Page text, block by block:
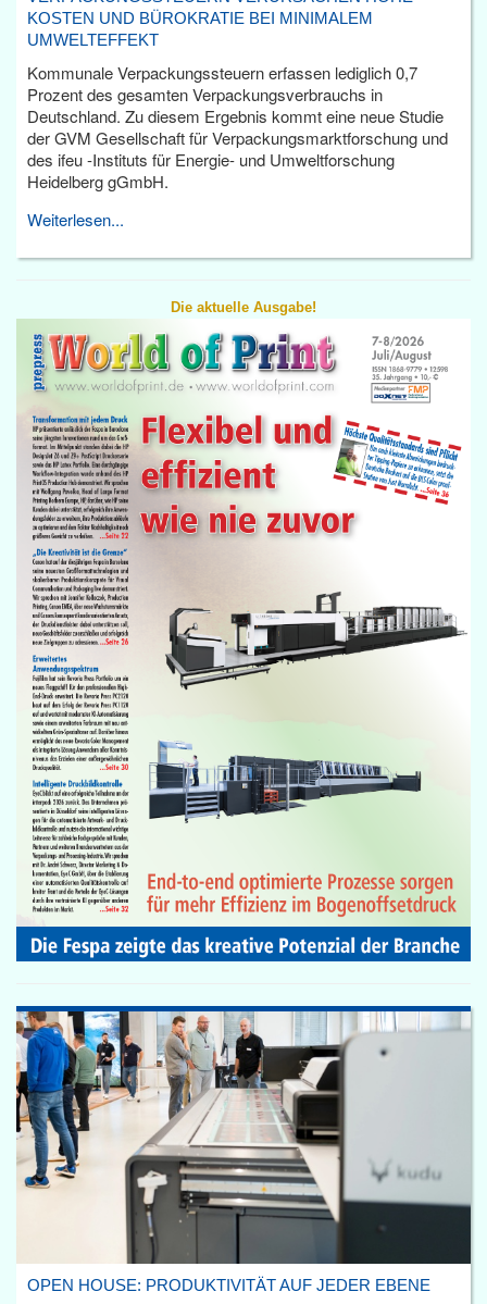
KOSTEN UND BÜROKRATIE BEI MINIMALEM
UMWELTEFFEKT
Kommunale Verpackungssteuern erfassen lediglich 0,7
Prozent des gesamten Verpackungsverbrauchs in
Deutschland. Zu diesem Ergebnis kommt eine neue Studie
der GVM Gesellschaft für Verpackungsmarktforschung und
des ifeu -Instituts für Energie- und Umweltforschung
Heidelberg gGmbH.
Weiterlesen...
Die aktuelle Ausgabe!
OPEN HOUSE: PRODUKTIVITÄT AUF JEDER EBENE